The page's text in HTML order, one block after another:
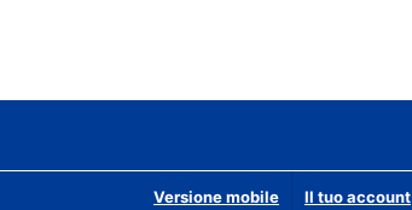
Versione mobile Il tuo account